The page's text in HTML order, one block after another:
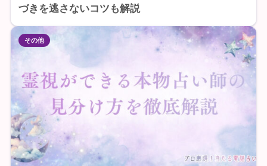
づきを逃さないコツも解説
その他